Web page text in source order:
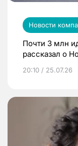
Новости
Почти 3 млн
рассказал о
20:10 / 25.07.26